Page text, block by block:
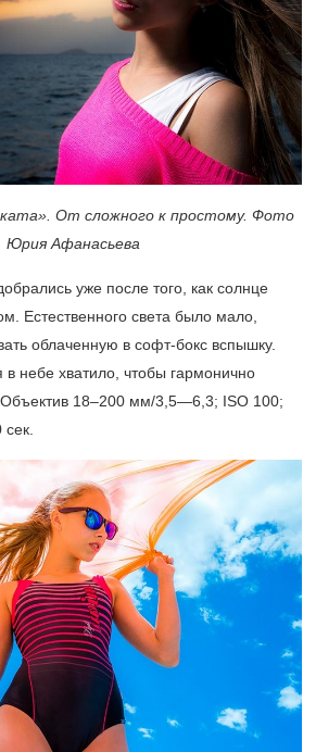
От сложного к простому. Фото
Юрия Афанасьева
уже после того, как солнце
Естественного света было мало,
облаченную в софт-бокс вспышку.
в небе хватило, чтобы гармонично
18–200 мм/3,5—6,3; ISO 100;